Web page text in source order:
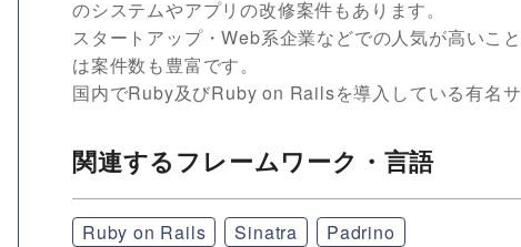
のシステムやアプリの改修案件もあります。
スタートアップ・Web系企業などでの人気が高いこ
は案件数も豊富です。
国内でRuby及びRuby on Railsを導入している有名
関連するフレームワーク・言語
Ruby on Rails Sinatra Padrino